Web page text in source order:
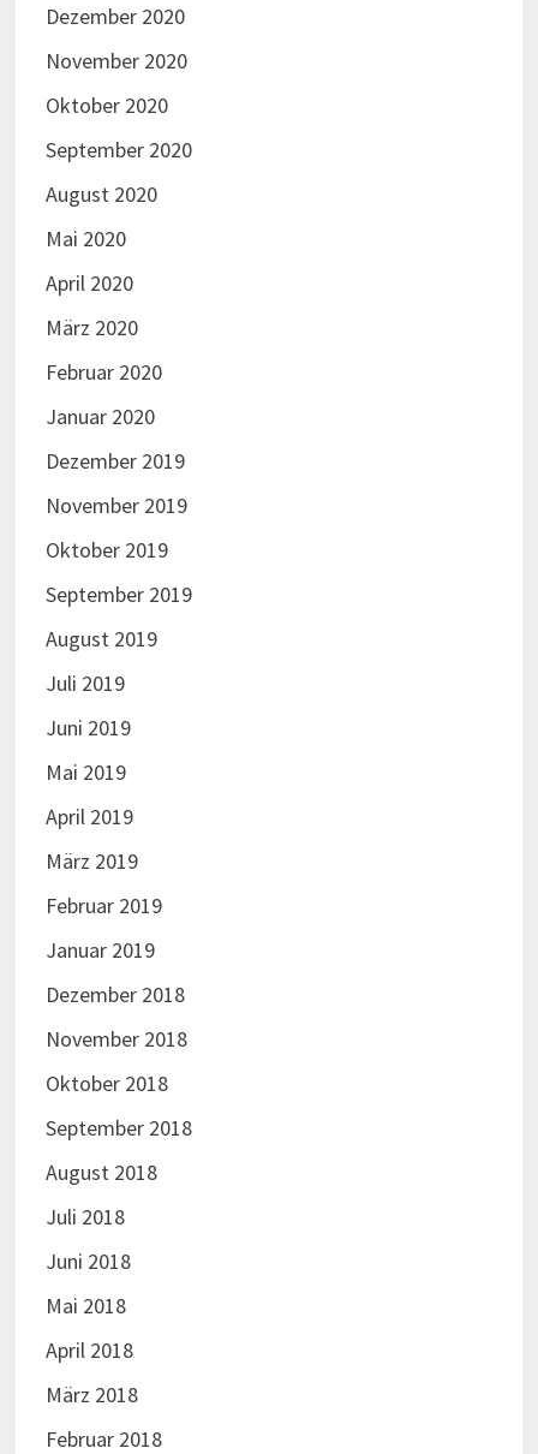
Dezember 2020
November 2020
Oktober 2020
September 2020
August 2020
Mai 2020
April 2020
März 2020
Februar 2020
Januar 2020
Dezember 2019
November 2019
Oktober 2019
September 2019
August 2019
Juli 2019
Juni 2019
Mai 2019
April 2019
März 2019
Februar 2019
Januar 2019
Dezember 2018
November 2018
Oktober 2018
September 2018
August 2018
Juli 2018
Juni 2018
Mai 2018
April 2018
März 2018
Februar 2018